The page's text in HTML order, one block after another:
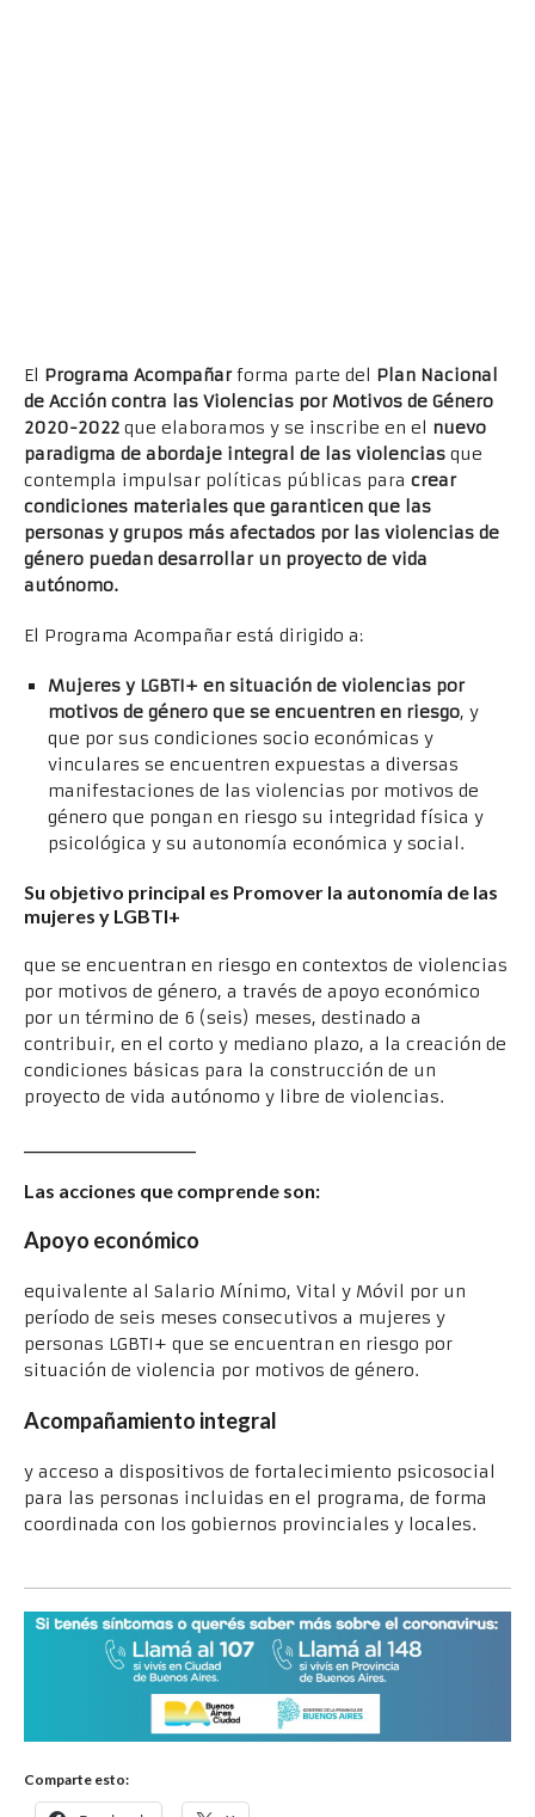
El Programa Acompañarforma parte del
Plan Nacional
de Acción contra las Violencias por Motivos de Género
2020-2022 que elaboramos y se inscribe en el nuevo
paradigma de abordaje integral de las violencias que
contempla impulsar políticas públicas para crear
condiciones materiales que garanticen que las
personas y grupos más afectados por las violencias de
género puedan desarrollar un proyecto de vida
autónomo.
El Programa Acompañar está dirigido a:
Mujeres y LGBTI+ en situación de violencias por
motivos de género que se encuentren en riesgo, y
que por sus condiciones socio económicas y
vinculares se encuentren expuestas a diversas
manifestaciones de las violencias por motivos de
género que pongan en riesgo su integridad física y
psicológica y su autonomía económica y social.
Su objetivo principal es Promover la autonomía de las
mujeres y LGBTI+
que se encuentran en riesgo en contextos de violencias
por motivos de género, a través de apoyo económico
por un término de 6 (seis) meses, destinado a
contribuir, en el corto y mediano plazo, a la creación de
condiciones básicas para la construcción de un
proyecto de vida autónomo y libre de violencias.
Las acciones que comprende son:
Apoyo económico
equivalente al Salario Mínimo, Vital y Móvil por un
período de seis meses consecutivos a mujeres y
personas LGBTI+ que se encuentran en riesgo por
situación de violencia por motivos de género.
Acompañamiento integral
y acceso a dispositivos de fortalecimiento psicosocial
para las personas incluidas en el programa, de forma
coordinada con los gobiernos provinciales y locales.
Comparte esto: